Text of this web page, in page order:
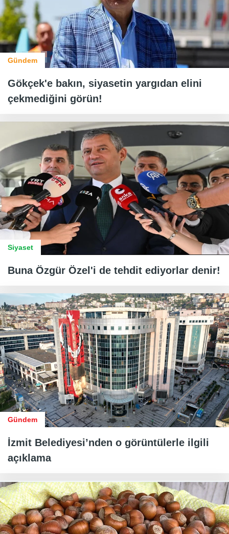
Gündem
Gökçek'e bakın, siyasetin yargıdan elini
çekmediğini görün!
Siyaset
Buna Özgür Özel'i de tehdit ediyorlar denir!
Gündem
İzmit Belediyesi’nden o görüntülerle ilgili
açıklama